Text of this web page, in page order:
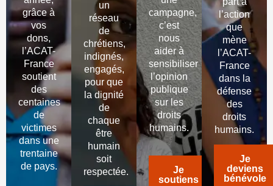
grâce à
vos
dons,
l’ACAT-
France
soutient
des
centaines
de
victimes
dans une
trentaine
de pays.
un
réseau
de
chrétiens,
indignés,
engagés,
pour que
la dignité
de
chaque
être
humain
soit
respectée.
campagne,
c’est
nous
aider à
sensibiliser
l’opinion
publique
sur les
droits
humains.
Je
soutiens
l’action
que
mène
l’ACAT-
France
dans la
défense
des
droits
humains.
Je
deviens
bénévole